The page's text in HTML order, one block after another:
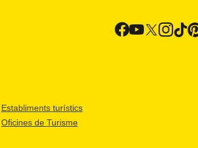
Establiments turístics
Oficines de Turisme